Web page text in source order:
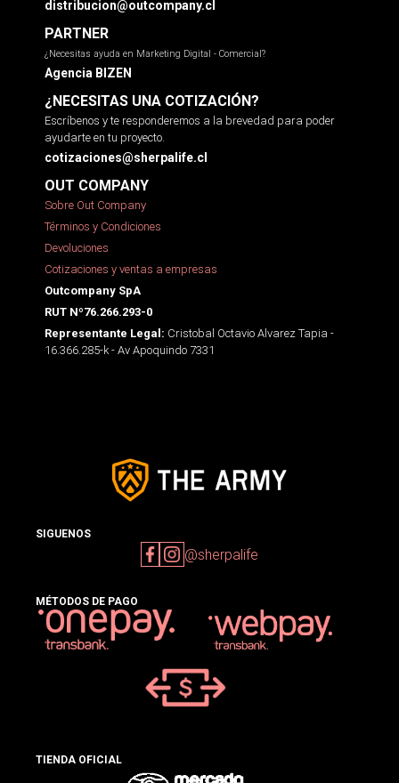
distribucion@outcompany.cl
PARTNER
¿Necesitas ayuda en Marketing Digital - Comercial?
Agencia BIZEN
¿NECESITAS UNA COTIZACIÓN?
Escríbenos y te responderemos a la brevedad para poder
ayudarte en tu proyecto.
cotizaciones@sherpalife.cl
OUT COMPANY
Sobre Out Company
Términos y Condiciones
Devoluciones
Cotizaciones y ventas a empresas
Outcompany SpA
RUT Nº76.266.293-0
Representante Legal: Cristobal Octavio Alvarez Tapia -
16.366.285-k - Av Apoquindo 7331
SIGUENOS
@sherpalife
MÉTODOS DE PAGO
TIENDA OFICIAL